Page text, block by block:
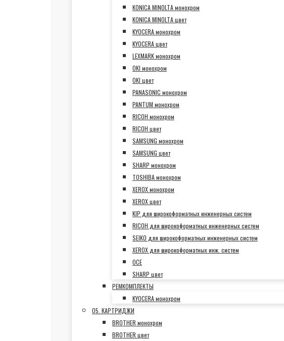
KONICA MINOLTA монохром
KONICA MINOLTA цвет
KYOCERA монохром
KYOCERA цвет
LEXMARK монохром
OKI монохром
OKI цвет
PANASONIC монохром
PANTUM монохром
RICOH монохром
RICOH цвет
SAMSUNG монохром
SAMSUNG цвет
SHARP монохром
TOSHIBA монохром
XEROX монохром
XEROX цвет
KIP для широкоформатных инженерных систем
RICOH для широкоформатных инженерных систем
SEIKO для широкоформатных инженерных систем
XEROX для широкоформатных инж. систем
OCE
SHARP цвет
РЕМКОМПЛЕКТЫ
KYOCERA монохром
05. КАРТРИДЖИ
BROTHER монохром
BROTHER цвет